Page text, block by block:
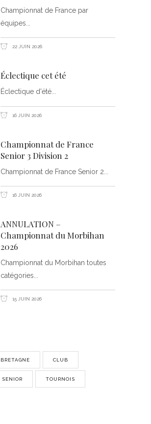
Championnat de France par
équipes
22 JUIN 2026
Éclectique cet été
Éclectique d'été
16 JUIN 2026
Championnat de France
Senior 3 Division 2
Championnat de France Senior 2
16 JUIN 2026
ANNULATION –
Championnat du Morbihan
2026
Championnat du Morbihan toutes
catégories
15 JUIN 2026
BRETAGNE CLUB
SENIOR TOURNOIS